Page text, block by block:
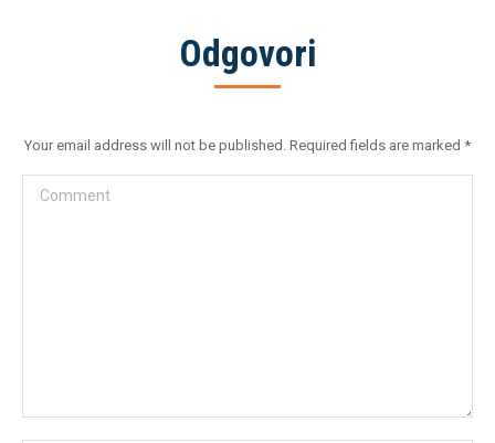
Odgovori
Your email address will not be published. Required fields are marked *
Comment